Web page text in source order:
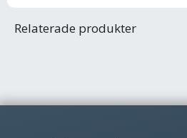
Relaterade produkter